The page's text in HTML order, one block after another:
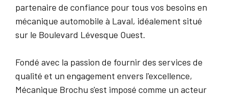
partenaire de confiance pour tous vos besoins en
mécanique automobile à Laval, idéalement situé
sur le Boulevard Lévesque Ouest.
Fondé avec la passion de fournir des services de
qualité et un engagement envers l'excellence,
Mécanique Brochu s'est imposé comme un acteur